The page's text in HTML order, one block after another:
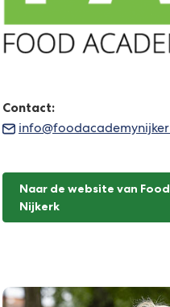
Contact:
Naar de website van
Nijkerk
(Verwijst
naar